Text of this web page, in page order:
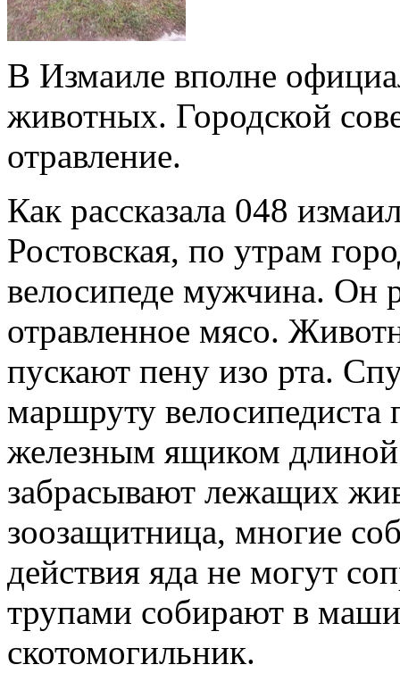
В Измаиле вполне
животных. Городской
отравление.
Как рассказала 048
Ростовская, по утрам
велосипеде мужчина. Он
отравленное мясо.
пускают пену изо рта.
маршруту велосипедиста
железным ящиком длиной
забрасывают лежащих
зоозащитница, многие
действия яда не могут
трупами собирают в
скотомогильник.